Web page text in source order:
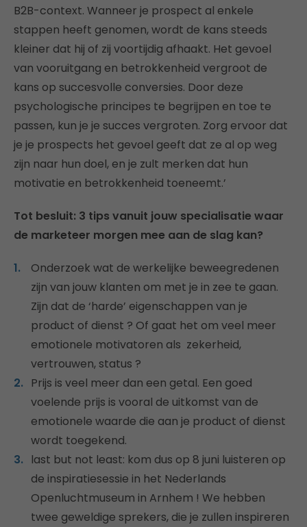
B2B-context. Wanneer je prospect al enkele
stappen heeft genomen, wordt de kans steeds
kleiner dat hij of zij voortijdig afhaakt. Het gevoel
van vooruitgang en betrokkenheid vergroot de
kans op succesvolle conversies. Door deze
psychologische principes te begrijpen en toe te
passen, kun je je succes vergroten. Zorg ervoor dat
je je prospects het gevoel geeft dat ze al op weg
zijn naar hun doel, en je zult merken dat hun
motivatie en betrokkenheid toeneemt.’
Tot besluit: 3 tips vanuit jouw specialisatie waar
de marketeer morgen mee aan de slag kan?
Onderzoek wat de werkelijke beweegredenen
zijn van jouw klanten om met je in zee te gaan.
Zijn dat de ‘harde’ eigenschappen van je
product of dienst ? Of gaat het om veel meer
emotionele motivatoren als zekerheid,
vertrouwen, status ?
Prijs is veel meer dan een getal. Een goed
voelende prijs is vooral de uitkomst van de
emotionele waarde die aan je product of dienst
wordt toegekend.
last but not least: kom dus op 8 juni luisteren op
de inspiratiesessie in het Nederlands
Openluchtmuseum in Arnhem ! We hebben
twee geweldige sprekers, die je zullen inspireren